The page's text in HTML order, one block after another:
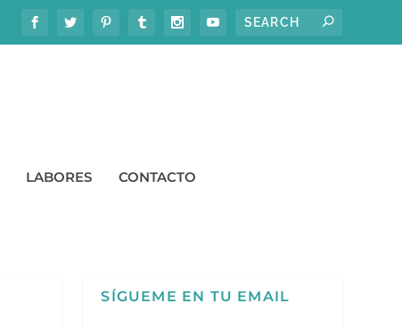
LABORES CONTACTO
SÍGUEME EN TU EMAIL